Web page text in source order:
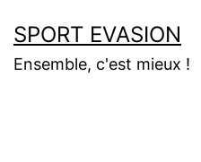
au
contenu
SPORT EVASION
Ensemble, c'est mieux !